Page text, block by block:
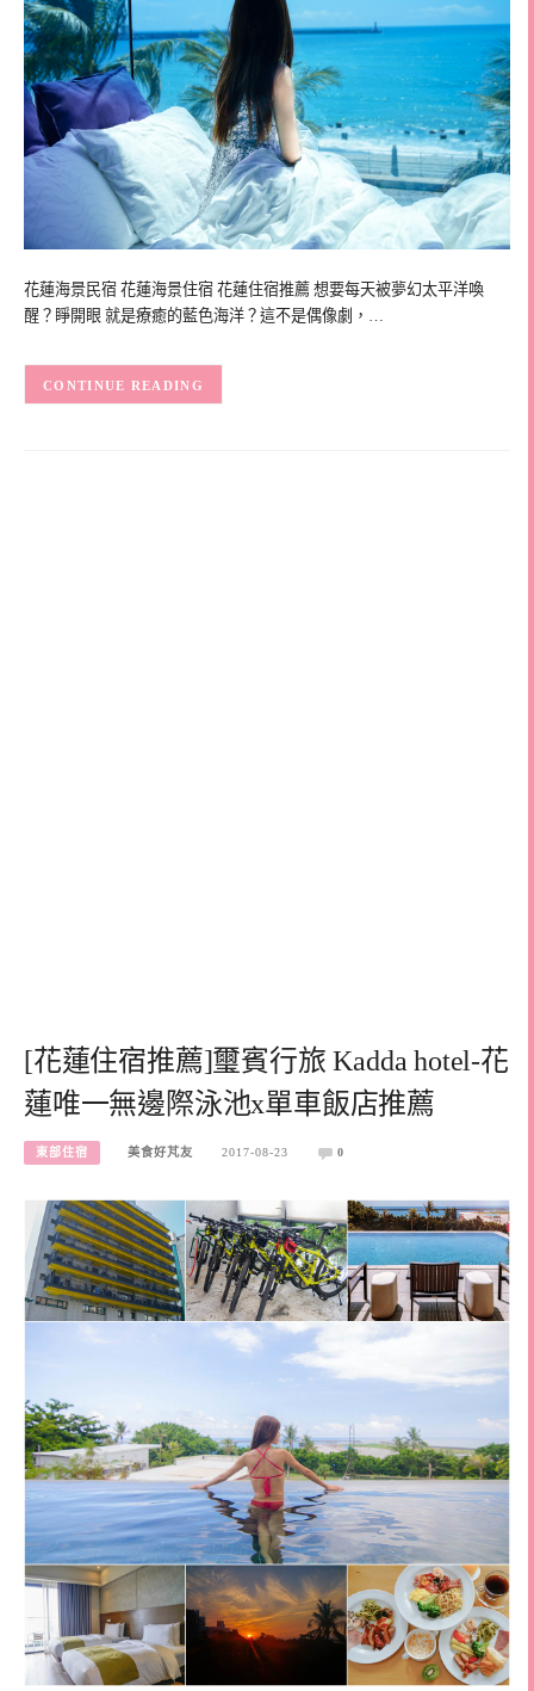
花蓮海景民宿 花蓮海景住宿 花蓮住宿推薦 想要每天被夢幻太平洋喚
醒？睜開眼 就是療癒的藍色海洋？這不是偶像劇，…
CONTINUE READING
[花蓮住宿推薦]璽賓行旅 Kadda hotel-花
蓮唯一無邊際泳池x單車飯店推薦
東部住宿 美食好芃友 2017-08-23 0